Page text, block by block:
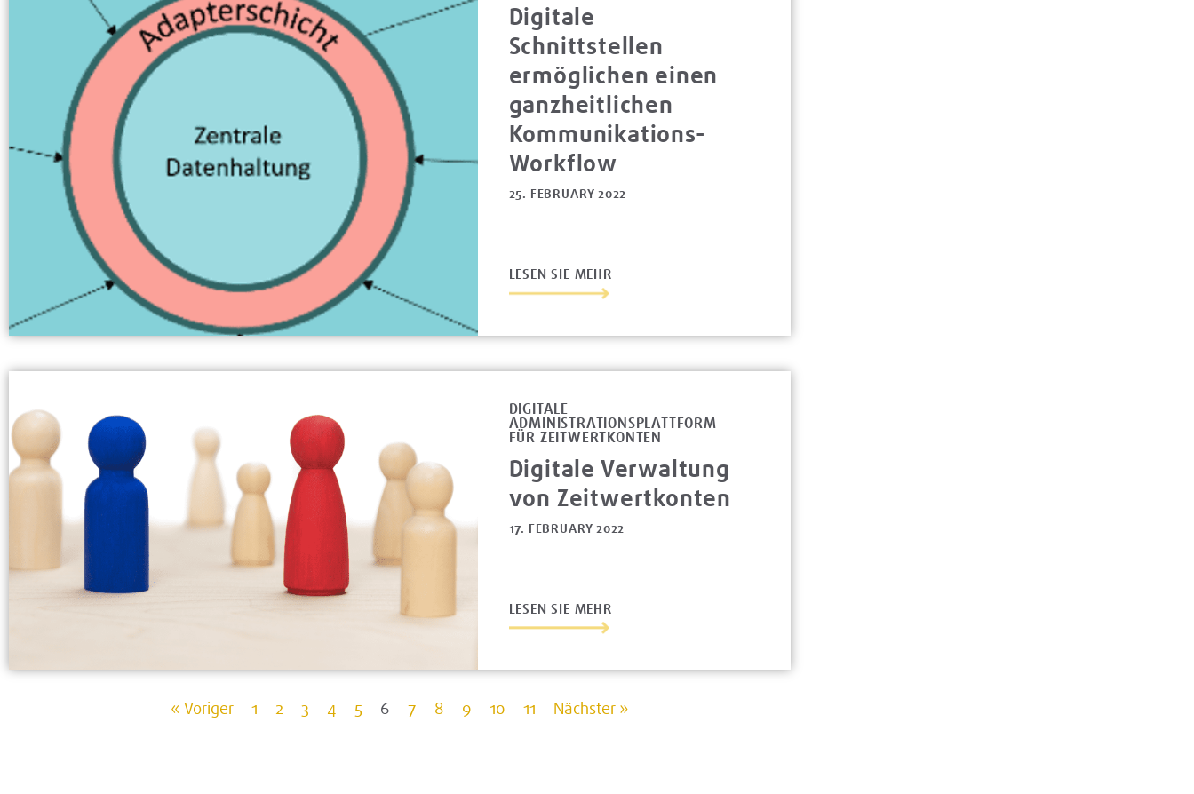
Digitale
Schnittstellen
ermöglichen einen
ganzheitlichen
Kommunikations-
Workflow
25. FEBRUARY 2022
LESEN SIE MEHR
DIGITALE
ADMINISTRATIONSPLATTFORM
FÜR ZEITWERTKONTEN
Digitale Verwaltung
von Zeitwertkonten
17. FEBRUARY 2022
LESEN SIE MEHR
« Voriger 1 2 3 4 5 6 7 8 9 10 11 Nächster »